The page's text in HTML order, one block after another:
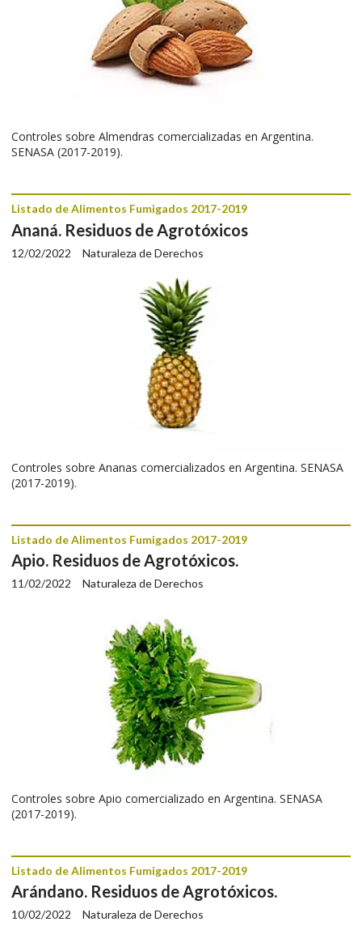
Controles sobre Almendras comercializadas en Argentina.
SENASA (2017-2019).
Ananá. Residuos de Agrotóxicos
Naturaleza de Derechos
Listado de Alimentos Fumigados 2017-2019
12/02/2022
Controles sobre Ananas comercializados en Argentina. SENASA
(2017-2019).
Apio. Residuos de Agrotóxicos.
Naturaleza de Derechos
Listado de Alimentos Fumigados 2017-2019
11/02/2022
Controles sobre Apio comercializado en Argentina. SENASA
(2017-2019).
Arándano. Residuos de Agrotóxicos.
Naturaleza de Derechos
Listado de Alimentos Fumigados 2017-2019
10/02/2022